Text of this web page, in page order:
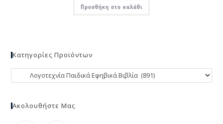
Προσθήκη στο καλάθι
Κατηγορίες Προϊόντων
Ακολουθήστε Μας